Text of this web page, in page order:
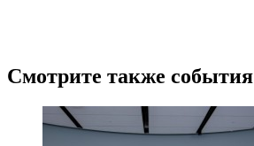
Смотрите также события